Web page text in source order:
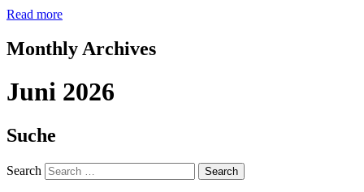
Read more
Monthly Archives
Juni 2026
Suche
Search